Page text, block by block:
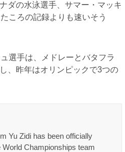
ダの水泳選手、サマー・マッキ
ころの記録よりも速いそう
選手は、メドレーとバタフラ
、昨年はオリンピックで3つの
Yu Zidi has been officially
Championships team